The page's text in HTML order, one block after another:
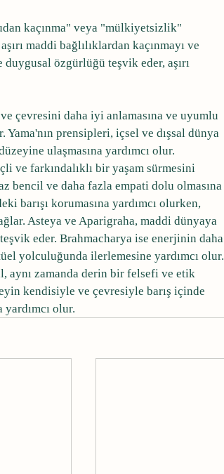
kaçınma" veya "mülkiyetsizlik"
maddi bağlılıklardan kaçınmayı ve
özgürlüğü teşvik eder, aşırı
çevresini daha iyi anlamasına ve uyumlu
prensipleri, içsel ve dışsal dünya
ulaşmasına yardımcı olur.
ve farkındalıklı bir yaşam sürmesini
bencil ve daha fazla empati dolu olmasına
barışı korumasına yardımcı olurken,
Asteya ve Aparigraha, maddi dünyaya
eder. Brahmacharya ise enerjinin daha
yolculuğunda ilerlemesine yardımcı olur.
aynı zamanda derin bir felsefi ve etik
kendisiyle ve çevresiyle barış içinde
olur.